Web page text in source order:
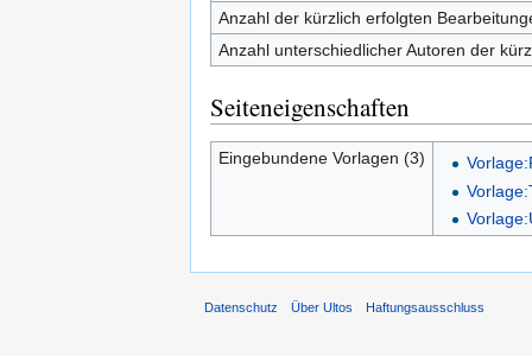
Anzahl der kürzlich erfolgten
Anzahl unterschiedlicher Autoren der
Seiteneigenschaften
Eingebundene Vorlagen (3)
Datenschutz Über Ultos Haftungsausschluss